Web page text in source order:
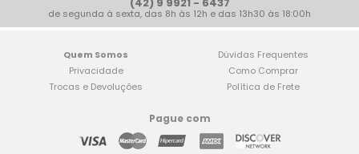
de segunda à sexta, das 8h às 12h e das 13h30 às 18:00h
Quem Somos
Privacidade
Trocas e Devoluções
Dúvidas Frequentes
Como Comprar
Política de Frete
Pague com